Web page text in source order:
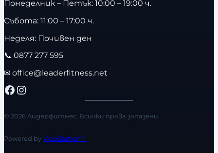
Понеделник – Петък: 10:00 – 19:00 ч.
Събота: 11:00 – 17:00 ч.
Неделя: Почивен ден
📞 0877 277 595
✉ office@leaderfitness.net
Facebook Instagram
© 2026 Лидерфитнес. Всички права запазени.
Powered byWebStation™